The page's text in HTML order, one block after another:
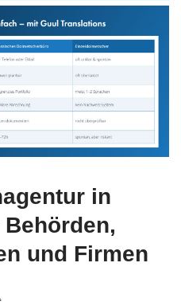
in
und Firmen